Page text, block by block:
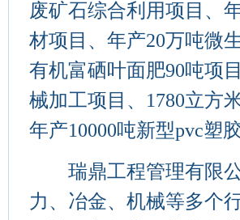
废矿石综合利用项目、
材项目、年产20万吨微
有机富硒叶面肥90吨项
械加工项目、1780立方
年产10000吨新型pvc塑
瑞鼎工程管理有限公
力、冶金、机械等多个